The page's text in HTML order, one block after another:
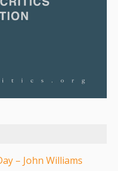
– John Williams